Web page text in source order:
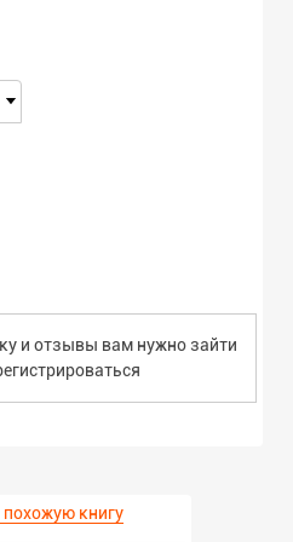
и отзывы вам нужно зайти
книгу